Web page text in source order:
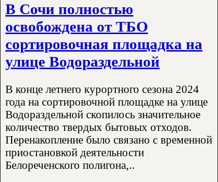
В Сочи полностью
освобождена от ТБО
сортировочная площадка на
улице Водораздельной
В конце летнего курортного сезона 2024
года на сортировочной площадке на улице
Водораздельной скопилось значительное
количество твердых бытовых отходов.
Перенакопление было связано с временной
приостановкой деятельности
Белореченского полигона,..